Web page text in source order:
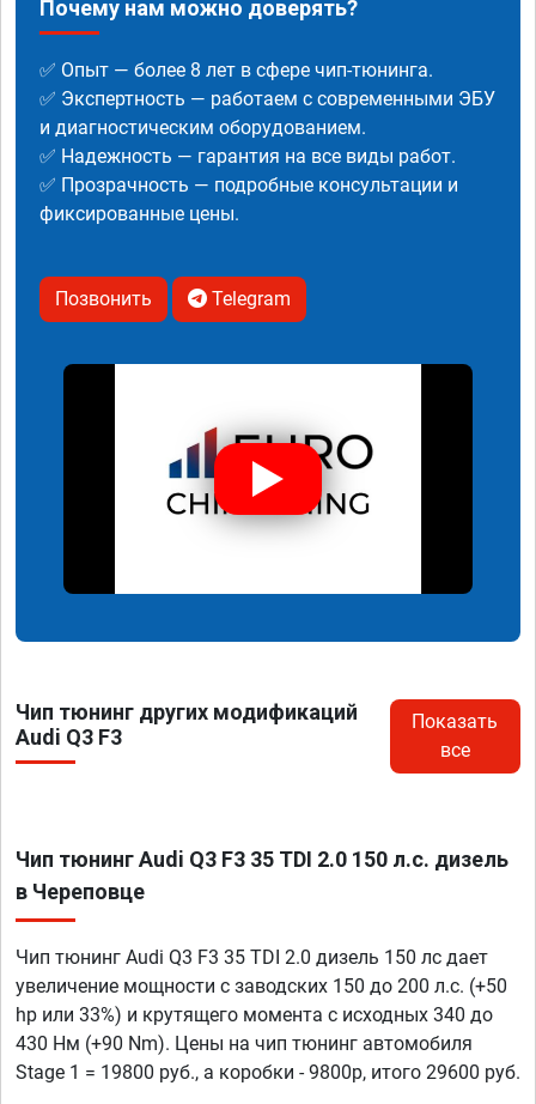
Почему нам можно доверять?
✅ Опыт — более 8 лет в сфере чип-тюнинга.
✅ Экспертность — работаем с современными ЭБУ
и диагностическим оборудованием.
✅ Надежность — гарантия на все виды работ.
✅ Прозрачность — подробные консультации и
фиксированные цены.
Позвонить Telegram
Чип тюнинг других модификаций
Audi Q3 F3
Показать
все
Чип тюнинг Audi Q3 F3 35 TDI 2.0 150 л.с. дизель
в Череповце
Чип тюнинг Audi Q3 F3 35 TDI 2.0 дизель 150 лс дает
увеличение мощности с заводских 150 до 200 л.с. (+50
hp или 33%) и крутящего момента с исходных 340 до
430 Нм (+90 Nm). Цены на чип тюнинг автомобиля
Stage 1 = 19800 руб., а коробки - 9800р, итого 29600 руб.